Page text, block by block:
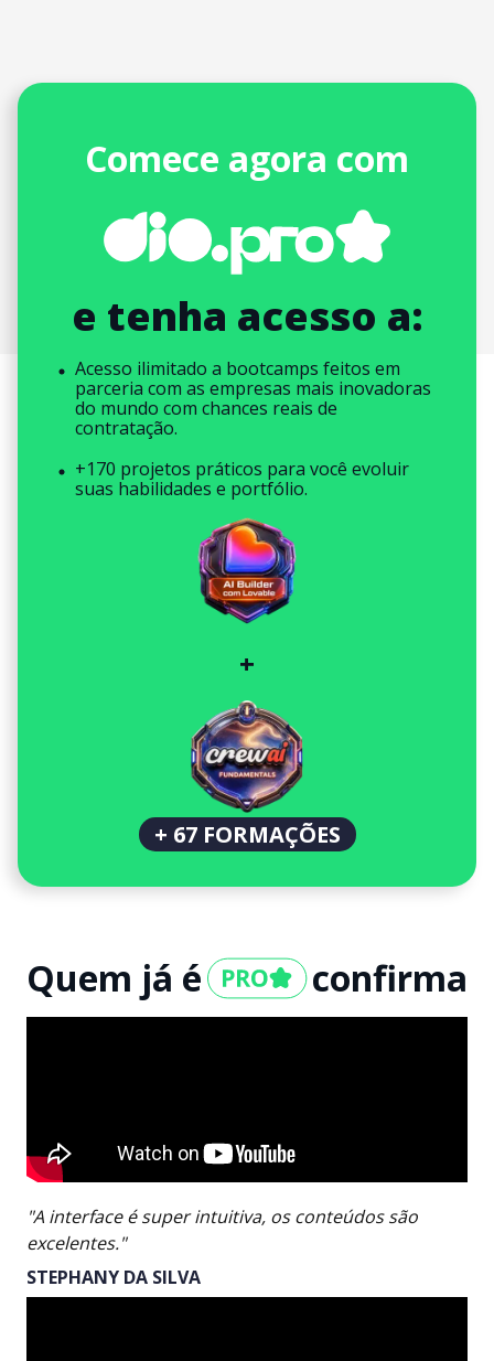
Comece agora com
e tenha acesso a:
Acesso ilimitado a bootcamps feitos em
parceria com as empresas mais inovadoras
do mundo com chances reais de
contratação.
+170 projetos práticos para você evoluir
suas habilidades e portfólio.
+
+ 67 FORMAÇÕES
Quem já é confirma
"A interface é super intuitiva, os conteúdos são
excelentes."
STEPHANY DA SILVA